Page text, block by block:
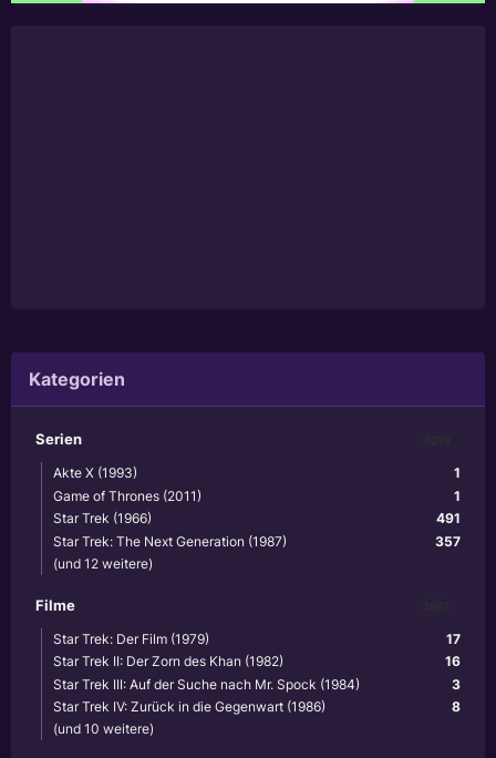
Kategorien
Serien
1
Akte X (1993)
1
Game of Thrones (2011)
491
Star Trek (1966)
357
Star Trek: The Next Generation (1987)
(und 12 weitere)
Filme
17
Star Trek: Der Film (1979)
16
Star Trek II: Der Zorn des Khan (1982)
3
Star Trek III: Auf der Suche nach Mr. Spock (1984)
8
Star Trek IV: Zurück in die Gegenwart (1986)
(und 10 weitere)